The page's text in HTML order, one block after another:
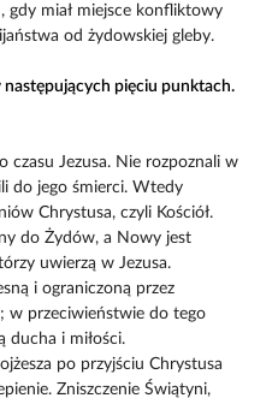
gdy miał miejsce konfliktowy
od żydowskiej gleby.
następujących pięciu punktach.
czasu Jezusa. Nie rozpoznali w
do jego śmierci. Wtedy
Chrystusa, czyli Kościół.
do Żydów, a Nowy jest
uwierzą w Jezusa.
i ograniczoną przez
w przeciwieństwie do tego
ducha i miłości.
po przyjściu Chrystusa
Zniszczenie Świątyni,